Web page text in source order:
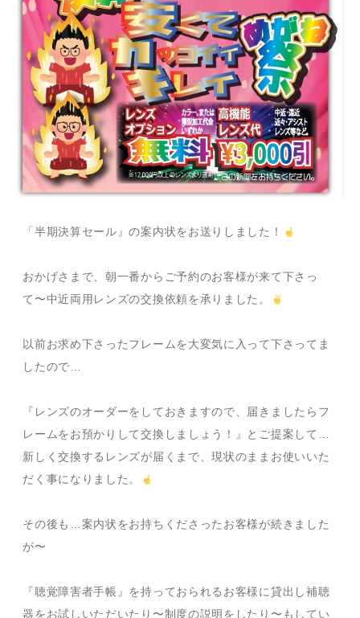
「半期決算セール』の案内状をお送りしました！
おかげさまで、朝一番からご予約のお客様が来て下さっ
て〜中近両用レンズの交換依頼を承りました。
以前お求め下さったフレームを大変気に入って下さってま
したので…
『レンズのオーダーをしておきますので、届きましたらフ
レームをお預かりして交換しましょう！』とご提案して…
新しく交換するレンズが届くまで、現状のままお使いいた
だく事になりました。
その後も…案内状をお持ちくださったお客様が続きました
が〜
『聴覚障害者手帳』を持っておられるお客様に貸出し補聴
器をお試しいただいたり〜制度の説明をしたり〜もしてい